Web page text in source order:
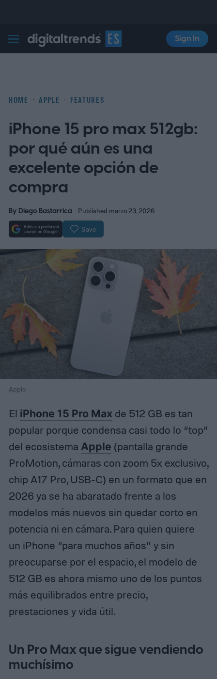
Digital Trends Español
Sign In
HOME APPLE FEATURES
iPhone 15 pro max 512gb:
por qué aún es una
excelente opción de
compra
By Diego Bastarrica Published marzo 23, 2026
Save
Apple
El iPhone 15 Pro Maxde 512 GB es tan
popular porque condensa casi todo lo “top”
del ecosistema Apple (pantalla grande
ProMotion, cámaras con zoom 5x exclusivo,
chip A17 Pro, USB‑C) en un formato que en
2026 ya se ha abaratado frente a los
modelos más nuevos sin quedar corto en
potencia ni en cámara. Para quien quiere
un iPhone “para muchos años” y sin
preocuparse por el espacio, el modelo de
512 GB es ahora mismo uno de los puntos
más equilibrados entre precio,
prestaciones y vida útil.
Un Pro Max que sigue vendiendo
muchísimo